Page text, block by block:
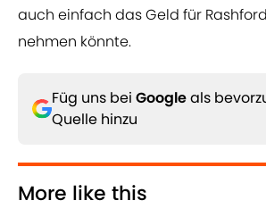
auch einfach das Geld für
nehmen könnte.
Füg uns bei Googleals
Quelle hinzu
More like this